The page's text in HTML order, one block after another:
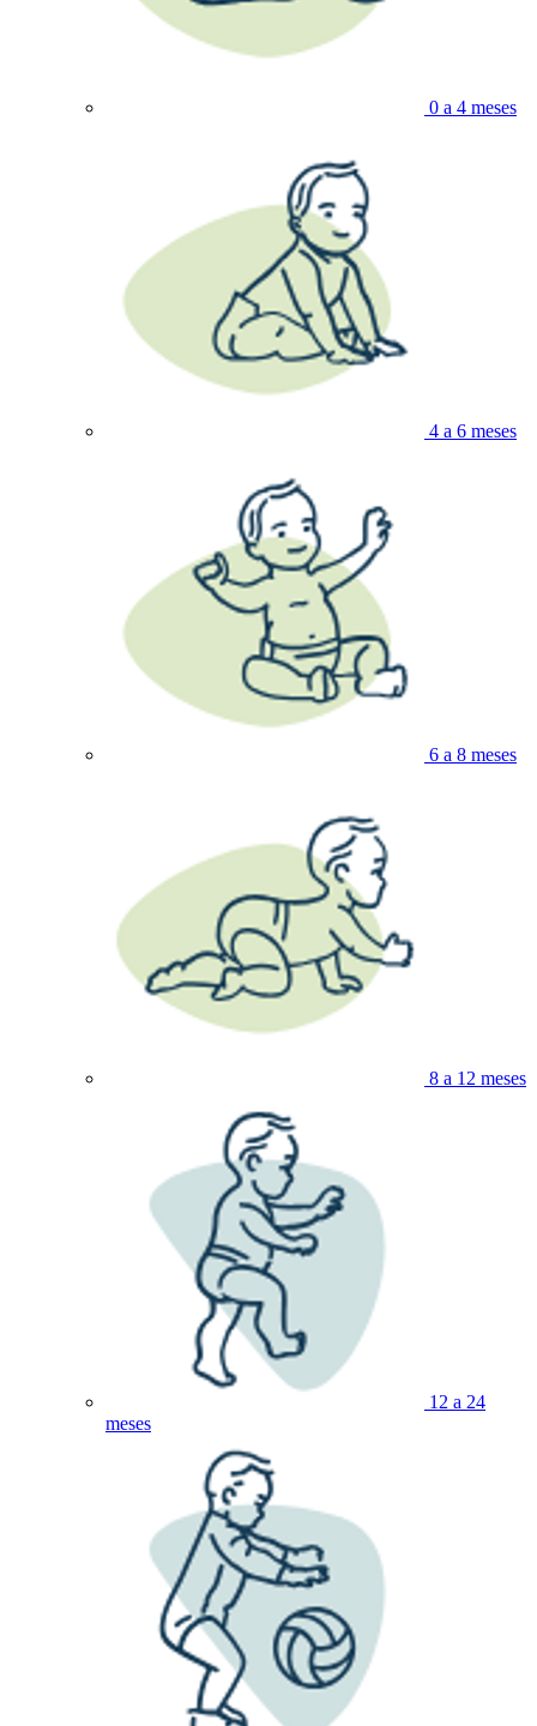
0 a 4 meses
4 a 6 meses
6 a 8 meses
8 a 12 meses
12 a 24
meses